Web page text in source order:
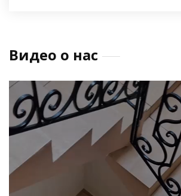
Видео о нас
Видеоплеер